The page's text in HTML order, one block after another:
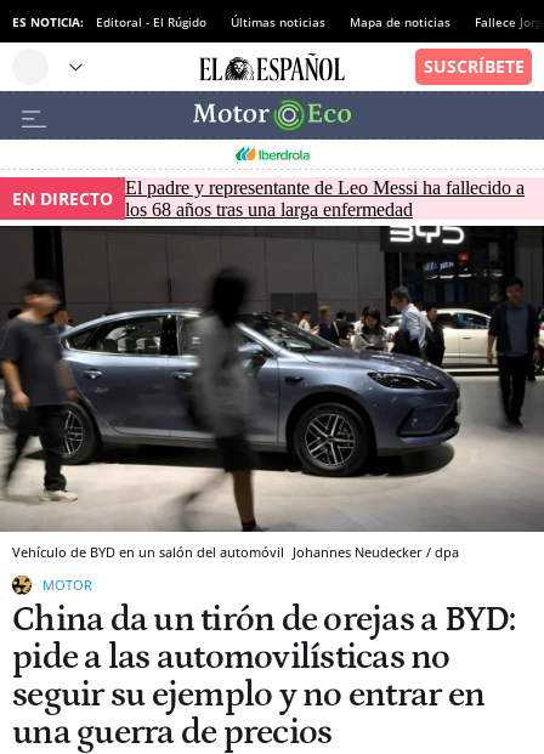
ES NOTICIA: Editoral - El Rúgido Últimas noticias Mapa de noticias Fallece
EN DIRECTO El padre y representante de Leo Messi ha fallecido a
los 68 años tras una larga enfermedad
Vehículo de BYD en un salón del automóvil Johannes Neudecker / dpa
MOTOR
China da un tirón de orejas a BYD:
pide a las automovilísticas no
seguir su ejemplo y no entrar en
una guerra de precios